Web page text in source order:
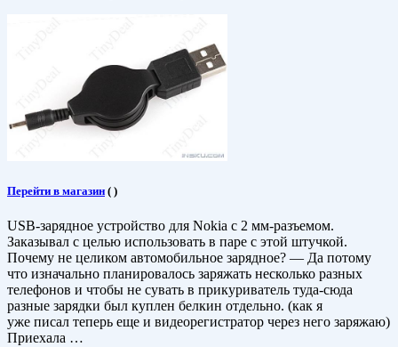
Перейти в магазин ( )
USB-зарядное устройство для Nokia с 2 мм-разъемом.
Заказывал с целью использовать в паре с этой штучкой.
Почему не целиком автомобильное зарядное? — Да потому
что изначально планировалось заряжать несколько разных
телефонов и чтобы не сувать в прикуриватель туда-сюда
разные зарядки был куплен белкин отдельно. (как я
уже писал теперь еще и видеорегистратор через него заряжаю)
Приехала …